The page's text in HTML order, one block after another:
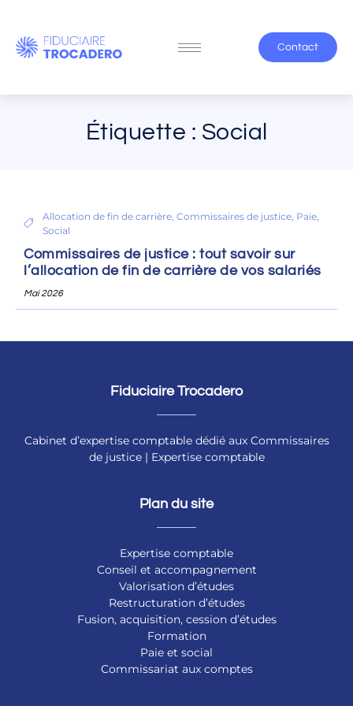
Contact
Étiquette : Social
Allocation de fin de carrière, Commissaires de justice, Paie,
Social
Commissaires de justice : tout savoir sur
l’allocation de fin de carrière de vos salariés
Mai 2026
Fiduciaire Trocadero
Cabinet d’expertise comptable dédié aux Commissaires
de justice | Expertise comptable
Plan du site
Expertise comptable
Conseil et accompagnement
Valorisation d’études
Restructuration d’études
Fusion, acquisition, cession d’études
Formation
Paie et social
Commissariat aux comptes